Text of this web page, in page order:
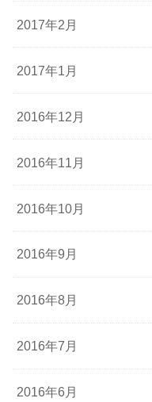
2017年2月
2017年1月
2016年12月
2016年11月
2016年10月
2016年9月
2016年8月
2016年7月
2016年6月